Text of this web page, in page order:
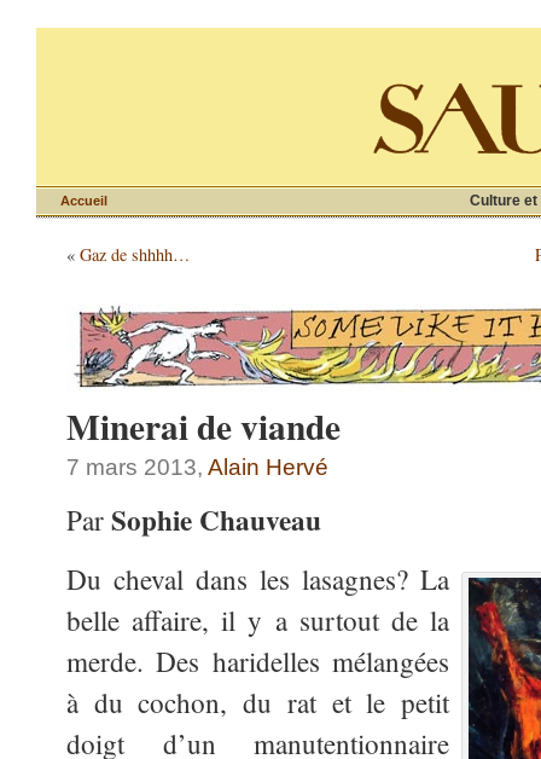
Culture et
Accueil
« Gaz de shhhh…
Minerai de viande
7 mars 2013, Alain Hervé
ParSophie Chauveau
Du cheval dans les lasagnes? La
belle affaire, il y a surtout de la
merde. Des haridelles mélangées
à du cochon, du rat et le petit
doigt d’un manutentionnaire